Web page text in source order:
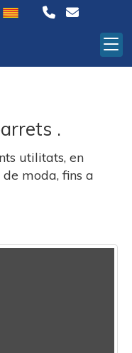
.
utilitats, en
moda, fins a